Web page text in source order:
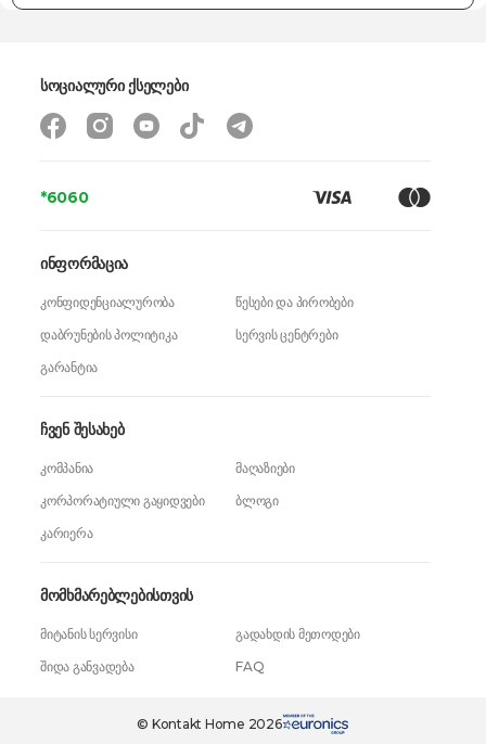
*6060
ჩვენ შესახებ
კომპანია
მაღაზიები
კორპორატიული გაყიდვები
ბლოგი
კარიერა
ინფორმაცია
კონფიდენციალურობა
წესები და პირობები
დაბრუნების პოლიტიკა
სერვის ცენტრები
გარანტია
მომხმარებლებისთვის
მიტანის სერვისი
გადახდის მეთოდები
შიდა განვადება
FAQ
სოციალური ქსელები
© Kontakt Home 2026